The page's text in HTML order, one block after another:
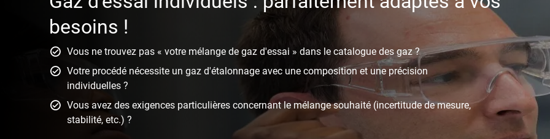
besoins !
Vous ne trouvez pas « votre mélange de gaz d'essai » dans le catalogue des gaz ?
Votre procédé nécessite un gaz d'étalonnage avec une composition et une précision
individuelles ?
Vous avez des exigences particulières concernant le mélange souhaité (incertitude de mesure,
stabilité, etc.) ?